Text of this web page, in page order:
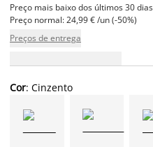
Preço mais baixo dos últimos 30
Preço normal: 24,99 € /un (-50%)
Preços de entrega
Cor: Cinzento